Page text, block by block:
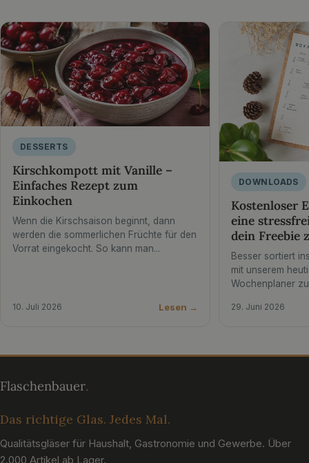
DESSERTS
Kirschkompott mit Vanille –
Einfaches Rezept zum
Einkochen
Wenn die Kirschsaison beginnt, dann
werden die sommerlichen Früchte für den
Vorrat eingekocht. So kann man...
10. Juli 2026 Lesen →
DOWNLOADS
Kostenloser
eine
dein Freebie
Besser sortiert
mit unserem
Wochenplaner
29. Juni 2026
Das richtige Glas. Jedes Mal.
Qualitätsgläser für Haushalt, Gastronomie und Gewerbe. Über
2.000 Artikel ab Lager.